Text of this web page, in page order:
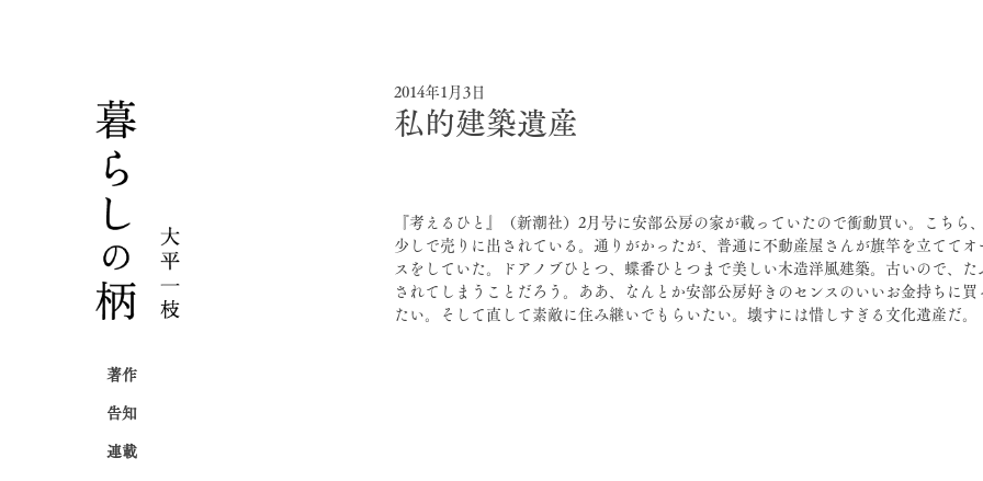
私的建築遺産
2014年1月3日
『考えるひと』（新潮社）2月号に安部公房の家が載っていたので衝動買い。こちら
少しで売りに出されている。通りがかったが、普通に不動産屋さんが旗竿を立ててオ
スをしていた。ドアノブひとつ、蝶番ひとつまで美しい木造洋風建築。古いので、た
されてしまうことだろう。ああ、なんとか安部公房好きのセンスのいいお金持ちに買
たい。そして直して素敵に住み継いでもらいたい。壊すには惜しすぎる文化遺産だ。
著作
告知
連載